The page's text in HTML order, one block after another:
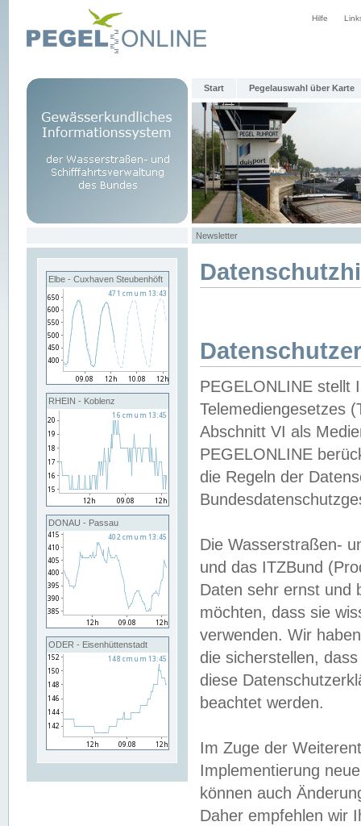
Hilfe
Start Pegelauswahl über Karte
Newsletter
Elbe - Cuxhaven Steubenhöft
RHEIN - Koblenz
DONAU - Passau
ODER - Eisenhüttenstadt
PEGELONLINE stellt
Telemediengesetzes
Abschnitt VI als
PEGELONLINE
die Regeln der
Die Wasserstraßen-
und das ITZBund
Daten sehr ernst und
möchten, dass sie
verwenden. Wir
die sicherstellen,
diese
beachtet werden.
Im Zuge der
Implementierung
können auch
Daher empfehlen wir